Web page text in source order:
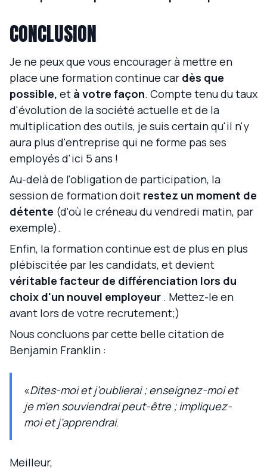
CONCLUSION
Je ne peux que vous encourager à mettre en
place une formation continue car dès que
possible, et à votre façon. Compte tenu du taux
d'évolution de la société actuelle et de la
multiplication des outils, je suis certain qu'il n'y
aura plus d'entreprise qui ne forme pas ses
employés d'ici 5 ans !
Au-delà de l'obligation de participation, la
session de formation doit restez un moment de
détente (d'où le créneau du vendredi matin, par
exemple).
Enfin, la formation continue est de plus en plus
plébiscitée par les candidats, et devient
véritable facteur de différenciation lors du
choix d'un nouvel employeur . Mettez-le en
avant lors de votre recrutement;)
Nous concluons par cette belle citation de
Benjamin Franklin :
«Dites-moi et j'oublierai ; enseignez-moi et
je m'en souviendrai peut-être ; impliquez-
moi et j'apprendrai.
Meilleur,